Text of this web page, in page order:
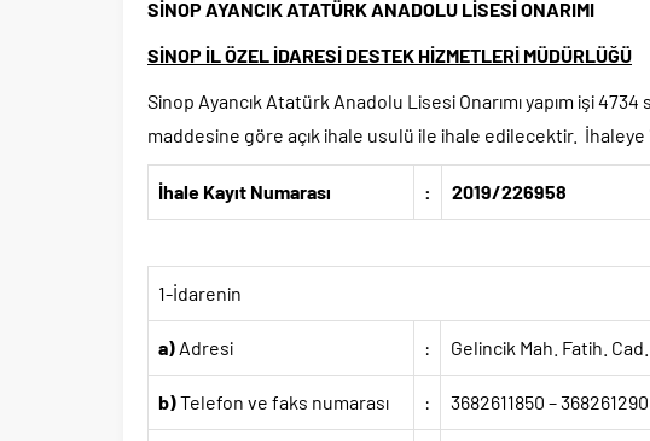
SİNOP AYANCIK ATATÜRK ANADOLU LİSESİ ONARIMI
SİNOP İL ÖZEL İDARESİ DESTEK HİZMETLERİ MÜDÜRLÜĞÜ
Sinop Ayancık Atatürk Anadolu Lisesi Onarımı yapım işi 4734
maddesine göre açık ihale usulü ile ihale edilecektir. İhaleye
İhale Kayıt Numarası : 2019/226958
1-İdarenin
a) Adresi : Gelincik Mah. Fatih.
b)Telefon ve faks numarası : 3682611850 –